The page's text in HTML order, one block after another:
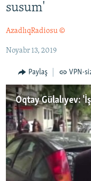
qayıt
Axtarışa
FƏRQƏ BAX
QANUNI DOĞRU
ARAŞDIRMA
MULTIMEDIA
VIDEO
FOTOQALEREYA
İNFOQRAFIKA
KARIKATURA
RADIO ARXIV
OXU ZALI
AZƏRBAYCAN ƏDƏBIYYATI
İSLAM VƏ DEMOKRATIYA
İZ - MƏDƏNIYYƏT
HAQQIMIZDA
MISSIYAMIZ
PEŞƏ ETIKASI VƏ
MATERIALLARIMIZDAN
BIZI IZLƏ
susum'
AzadlıqRadiosu ©
Noyabr 13, 2019
Paylaş VPN-
Oqtay Gülalıyev:
No media